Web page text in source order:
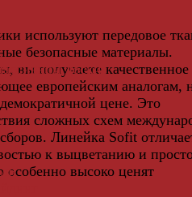
используют передовое
безопасные материалы.
вы получаете качественное
европейским аналогам,
цене. Это
сложных схем
Линейка Sofit
к выцветанию и
особенно высоко ценят
доски